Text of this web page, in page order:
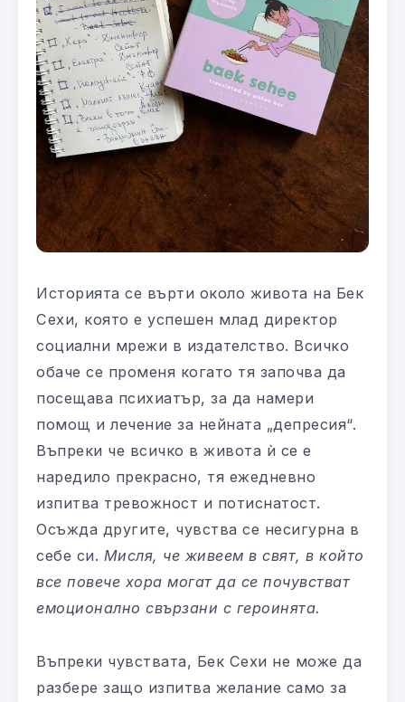
Историята се върти около живота на Бек
Сехи, която е успешен млад директор
социални мрежи в издателство. Всичко
обаче се променя когато тя започва да
посещава психиатър, за да намери
помощ и лечение за нейната „депресия“.
Въпреки че всичко в живота ѝ се е
наредило прекрасно, тя ежедневно
изпитва тревожност и потиснатост.
Осъжда другите, чувства се несигурна в
себе си. Мисля, че живеем в свят, в който
все повече хора могат да се почувстват
емоционално свързани с героинята.
Въпреки чувствата, Бек Сехи не може да
разбере защо изпитва желание само за